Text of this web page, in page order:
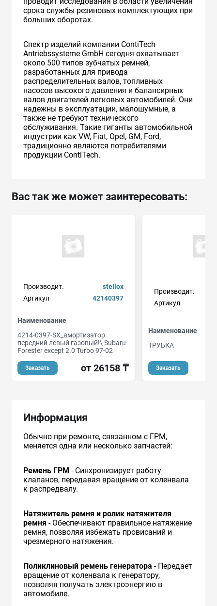
срока службы резиновых комплектующих при
больших оборотах.
Спектр изделий компании ContiTech
Antriebssysteme GmbH сегодня охватывает
около 500 типов зубчатых ремней,
разработанных для привода
распределительных валов, топливных
насосов высокого давления и балансирных
валов двигателей легковых автомобилей. Они
надежны в эксплуатации, малошумные, а
также не требуют технического
обслуживания. Такие гиганты автомобильной
индустрии как VW, Fiat, Opel, GM, Ford,
традиционно являются потребителями
продукции ContiTech.
Вас так же может заинтересовать:
Производит.
stellox
Артикул
42140397
Наименование
4214-0397-SX_амортизатор
передний левый газовый!\ Subaru
Forester except 2.0 Turbo 97-02
Заказать от 26158 ₸
Производит.
Артикул
Наименование
ТРУБКА
Заказать
Информация
Обычно при ремонте, связанном с ГРМ,
меняется одна или несколько запчастей:
Ремень ГРМ - Синхронизирует работу
клапанов, передавая вращение от коленвала
к распредвалу.
Натяжитель ремня и ролик натяжителя
ремня - Обеспечивают правильное натяжение
ремня, позволяя избежать провисаний и
чрезмерного натяжения.
Поликлиновый ремень генератора - Передает
вращение от коленвала к генератору,
позволяя получать электроэнергию в
автомобиле.